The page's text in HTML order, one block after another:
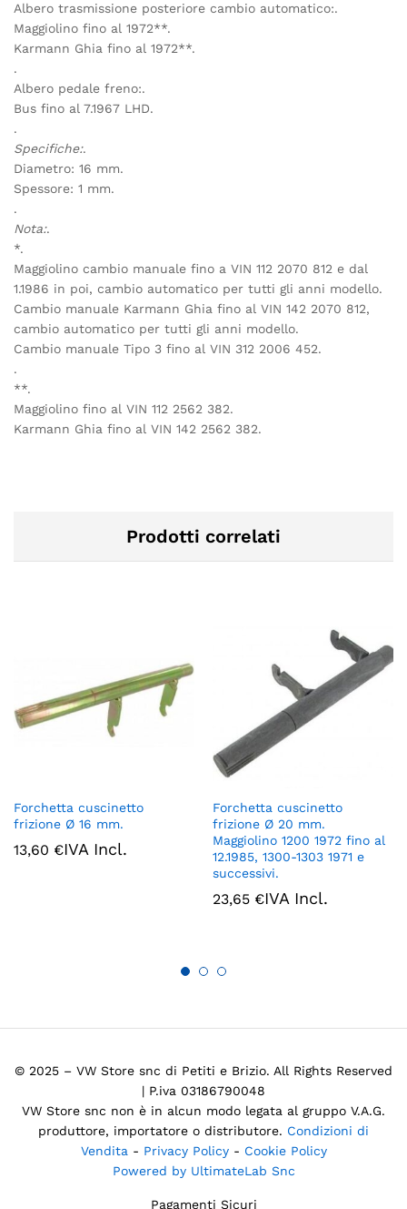
Albero trasmissione posteriore cambio automatico:.
Maggiolino fino al 1972**.
Karmann Ghia fino al 1972**.
.
Albero pedale freno:.
Bus fino al 7.1967 LHD.
.
Specifiche:.
Diametro: 16 mm.
Spessore: 1 mm.
.
Nota:.
*.
Maggiolino cambio manuale fino a VIN 112 2070 812 e dal
1.1986 in poi, cambio automatico per tutti gli anni modello.
Cambio manuale Karmann Ghia fino al VIN 142 2070 812,
cambio automatico per tutti gli anni modello.
Cambio manuale Tipo 3 fino al VIN 312 2006 452.
.
**.
Maggiolino fino al VIN 112 2562 382.
Karmann Ghia fino al VIN 142 2562 382.
Prodotti correlati
Forchetta cuscinetto
frizione Ø 16 mm.
13,60 €IVA Incl.
Forchetta cuscinetto
frizione Ø 20 mm.
Maggiolino 1200 1972 fino al
12.1985, 1300-1303 1971 e
successivi.
23,65 €IVA Incl.
© 2025 – VW Store snc di Petiti e Brizio. All Rights Reserved
| P.iva 03186790048
VW Store snc non è in alcun modo legata al gruppo V.A.G.
produttore, importatore o distributore. Condizioni di
Vendita - Privacy Policy - Cookie Policy
Powered by UltimateLab Snc
Pagamenti Sicuri